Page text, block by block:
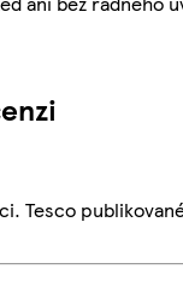
Tesco